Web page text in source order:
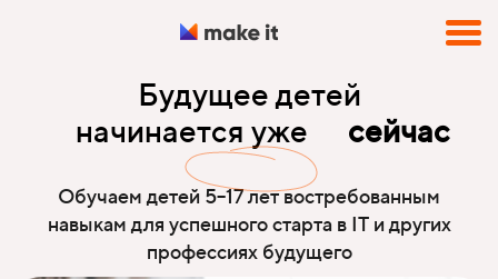
Будущее детей
начинается уже сейчас
Обучаем детей 5–17 лет востребованным
навыкам для успешно го старта в IT и других
профессиях будущего